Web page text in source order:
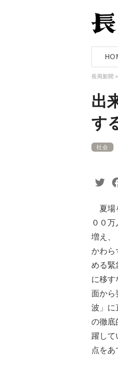
長周新聞 >
出
す
社会
夏場
００
増え、
かわら
める緊
に移す
面から
波」に
の徹底
躍して
点をあ